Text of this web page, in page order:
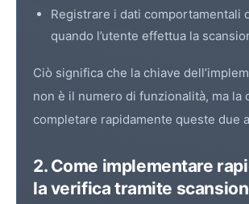
Registrare i dati comportamentali
quando l’utente effettua la
Ciò significa che la chiave
non è il numero di funzionalità, ma la
completare rapidamente queste due
2. Come implementare
la verifica tramite